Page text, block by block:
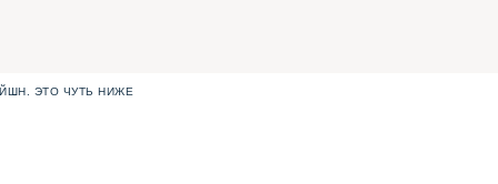
ЭТО ЧУТЬ НИЖЕ